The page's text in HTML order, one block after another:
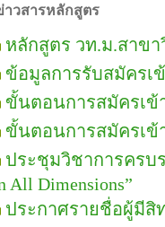
าวสารหลักสูตร
หลักสูตร วท.ม.สาข
ข้อมูลการรับสมัคร
ขั้นตอนการสมัครเข้
ขั้นตอนการสมัครเข้
ประชุมวิชาการครบ
All Dimensions”
ประกาศรายชื่อผู้มีสิ